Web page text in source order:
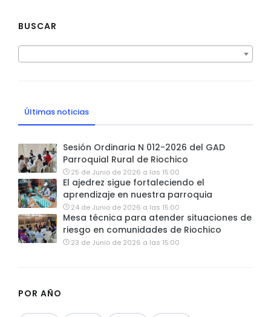
BUSCAR
Últimas noticias
Sesión Ordinaria N 012-2026 del GAD
Parroquial Rural de Riochico
25 de Junio de 2026 a las 15:00
El ajedrez sigue fortaleciendo el
aprendizaje en nuestra parroquia
24 de Junio de 2026 a las 15:00
Mesa técnica para atender situaciones de
riesgo en comunidades de Riochico
23 de Junio de 2026 a las 15:00
POR AÑO